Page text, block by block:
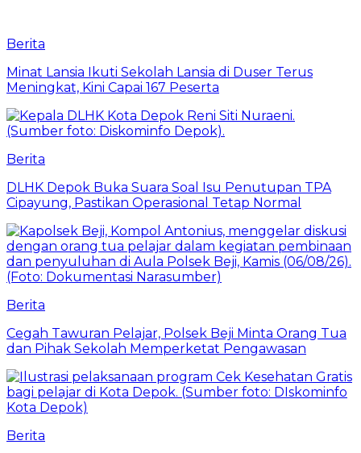
Berita
Minat Lansia Ikuti Sekolah Lansia di Duser Terus
Meningkat, Kini Capai 167 Peserta
Berita
DLHK Depok Buka Suara Soal Isu Penutupan TPA
Cipayung, Pastikan Operasional Tetap Normal
Berita
Cegah Tawuran Pelajar, Polsek Beji Minta Orang Tua
dan Pihak Sekolah Memperketat Pengawasan
Berita